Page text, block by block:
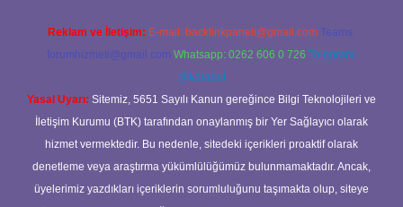
Reklam ve İletişim: E-mail: backlinkpaneli@gmail.com Teams:
forumhizmeti@gmail.com Whatsapp: 0262 606 0 726 Telegram:
@karabul
Yasal Uyarı: Sitemiz, 5651 Sayılı Kanun gereğince Bilgi Teknolojileri ve
İletişim Kurumu (BTK) tarafından onaylanmış bir Yer Sağlayıcı olarak
hizmet vermektedir. Bu nedenle, sitedeki içerikleri proaktif olarak
denetleme veya araştırma yükümlülüğümüz bulunmamaktadır. Ancak,
üyelerimiz yazdıkları içeriklerin sorumluluğunu taşımakta olup, siteye